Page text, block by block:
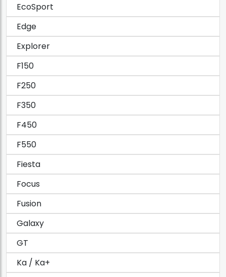
EcoSport
Edge
Explorer
F150
F250
F350
F450
F550
Fiesta
Focus
Fusion
Galaxy
GT
Ka / Ka+